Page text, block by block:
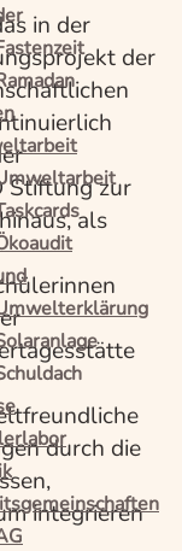
in der
der
Stiftung zur
als
durch die
integrieren